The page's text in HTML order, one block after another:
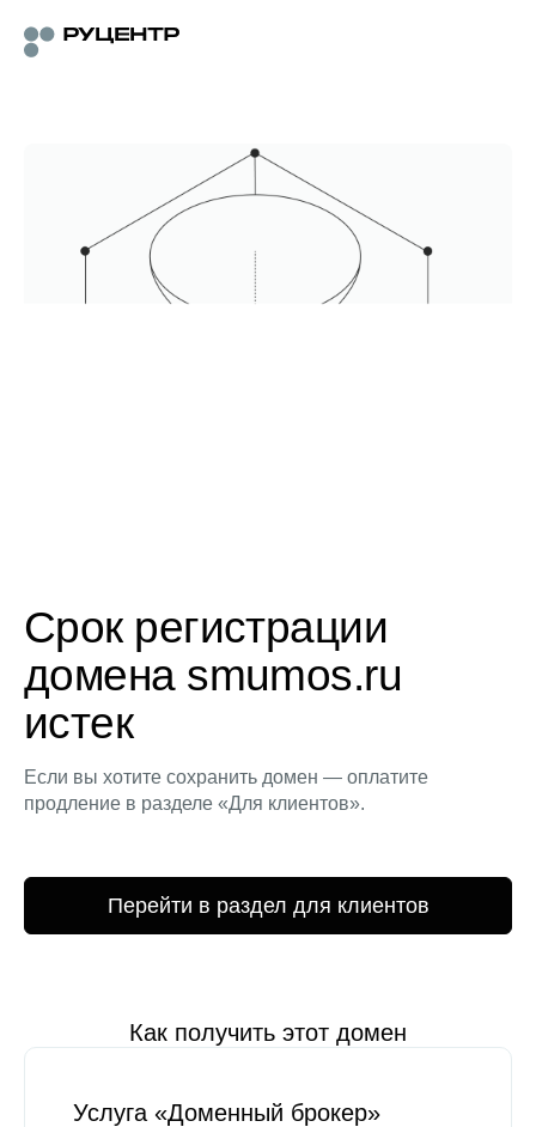
Срок регистрации
домена smumos.ru
истек
Если вы хотите сохранить домен — оплатите
продление в разделе «Для клиентов».
Перейти в раздел для клиентов
Как получить этот домен
Услуга «Доменный брокер»